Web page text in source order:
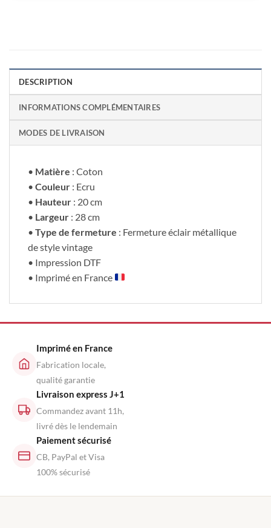
DESCRIPTION
INFORMATIONS COMPLÉMENTAIRES
MODES DE LIVRAISON
• Matière : Coton
• Couleur : Ecru
• Hauteur : 20 cm
• Largeur : 28 cm
• Type de fermeture : Fermeture éclair métallique
de style vintage
• Impression DTF
• Imprimé en France
Imprimé en France
Fabrication locale,
qualité garantie
Livraison express J+1
Commandez avant 11h,
livré dès le lendemain
Paiement sécurisé
CB, PayPal et Visa
100% sécurisé